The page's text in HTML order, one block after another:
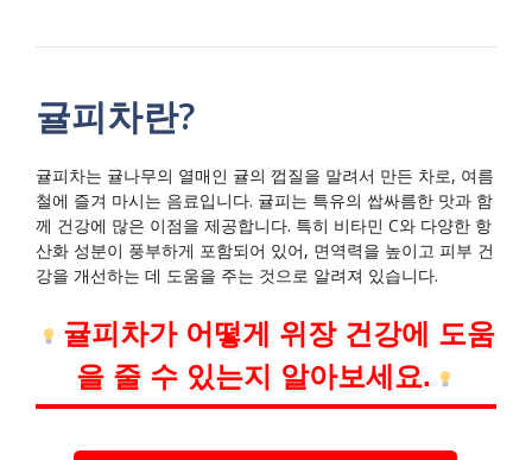
귤피차란?
귤피차는 귤나무의 열매인 귤의 껍질을 말려서 만든 차로, 여름
철에 즐겨 마시는 음료입니다. 귤피는 특유의 쌉싸름한 맛과 함
께 건강에 많은 이점을 제공합니다. 특히 비타민 C와 다양한 항
산화 성분이 풍부하게 포함되어 있어, 면역력을 높이고 피부 건
강을 개선하는 데 도움을 주는 것으로 알려져 있습니다.
귤피차가 어떻게 위장 건강에 도움
을 줄 수 있는지 알아보세요.